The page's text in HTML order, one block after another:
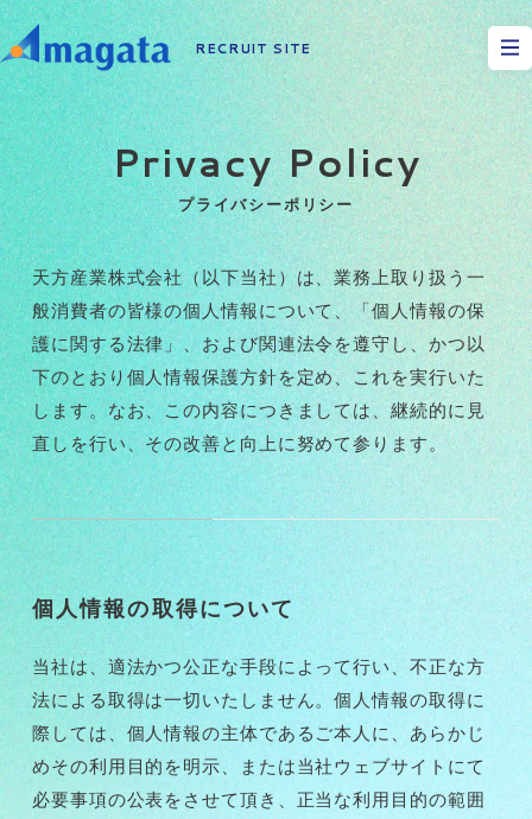
RECRUIT SITE
Privacy Policy
プライバシーポリシー
天方産業株式会社（以下当社）は、業務上取り扱う一
般消費者の皆様の個人情報について、「個人情報の保
護に関する法律」、および関連法令を遵守し、かつ以
下のとおり個人情報保護方針を定め、これを実行いた
します。なお、この内容につきましては、継続的に見
直しを行い、その改善と向上に努めて参ります。
個人情報の取得について
当社は、適法かつ公正な手段によって行い、不正な方
法による取得は一切いたしません。個人情報の取得に
際しては、個人情報の主体であるご本人に、あらかじ
めその利用目的を明示、または当社ウェブサイトにて
必要事項の公表をさせて頂き、正当な利用目的の範囲